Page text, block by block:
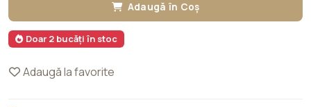
Adaugă în Coș
Doar 2 bucăți în stoc
Adaugă la favorite